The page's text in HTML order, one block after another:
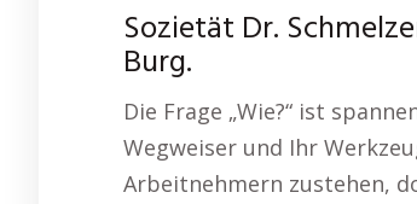
Sozietät Dr.
Burg.
Die Frage „Wie?“ ist
Wegweiser und Ihr
Arbeitnehmern zustehen,